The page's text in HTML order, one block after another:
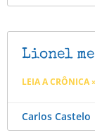
Lionel
LEIA A CRÔNICA
Carlos Castelo